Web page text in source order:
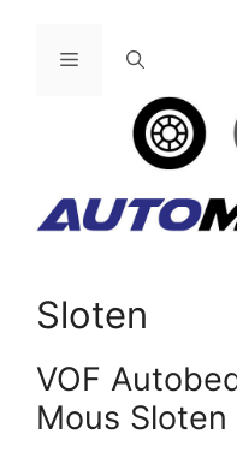
Menu
Sloten
VOF
Mous Sloten